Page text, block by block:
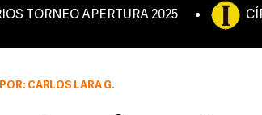
TORNEO APERTURA 2025
POR: CARLOS LARA G.